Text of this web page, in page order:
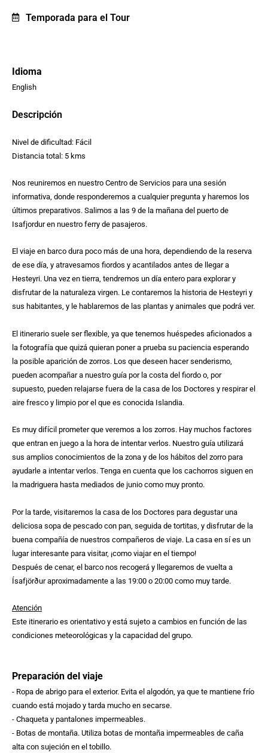
Temporada para el Tour
Idioma
English
Descripción
Nivel de dificultad: Fácil
Distancia total: 5 kms
Nos reuniremos en nuestro Centro de Servicios para una sesión
informativa, donde responderemos a cualquier pregunta y haremos los
últimos preparativos. Salimos a las 9 de la mañana del puerto de
Isafjordur en nuestro ferry de pasajeros.
El viaje en barco dura poco más de una hora, dependiendo de la reserva
de ese día, y atravesamos fiordos y acantilados antes de llegar a
Hesteyri. Una vez en tierra, tendremos un día entero para explorar y
disfrutar de la naturaleza virgen. Le contaremos la historia de Hesteyri y
sus habitantes, y le hablaremos de las plantas y animales que podrá ver.
El itinerario suele ser flexible, ya que tenemos huéspedes aficionados a
la fotografía que quizá quieran poner a prueba su paciencia esperando
la posible aparición de zorros. Los que deseen hacer senderismo,
pueden acompañar a nuestro guía por la costa del fiordo o, por
supuesto, pueden relajarse fuera de la casa de los Doctores y respirar el
aire fresco y limpio por el que es conocida Islandia.
Es muy difícil prometer que veremos a los zorros. Hay muchos factores
que entran en juego a la hora de intentar verlos. Nuestro guía utilizará
sus amplios conocimientos de la zona y de los hábitos del zorro para
ayudarle a intentar verlos. Tenga en cuenta que los cachorros siguen en
la madriguera hasta mediados de junio como muy pronto.
Por la tarde, visitaremos la casa de los Doctores para degustar una
deliciosa sopa de pescado con pan, seguida de tortitas, y disfrutar de la
buena compañía de nuestros compañeros de viaje. La casa en sí es un
lugar interesante para visitar, ¡como viajar en el tiempo!
Después de cenar, el barco nos recogerá y llegaremos de vuelta a
Ísafjörður aproximadamente a las 19:00 o 20:00 como muy tarde.
Atención
Este itinerario es orientativo y está sujeto a cambios en función de las
condiciones meteorológicas y la capacidad del grupo.
Preparación del viaje
- Ropa de abrigo para el exterior. Evita el algodón, ya que te mantiene frío
cuando está mojado y tarda mucho en secarse.
- Chaqueta y pantalones impermeables.
- Botas de montaña. Utiliza botas de montaña impermeables de caña
alta con sujeción en el tobillo.